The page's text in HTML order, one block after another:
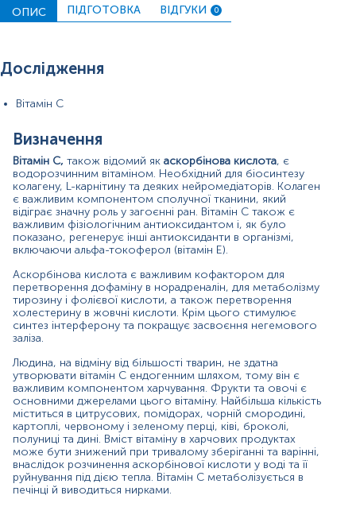
кількість міститься в цитрусових, помідорах, чорній
зберіганні та варінні, внаслідок розчинення
тепла. Вітамін С метаболізується в печінці й виводиться
Нестача вітаміну С в розвинених країнах зустрічаються
рідко. Симптоми явного дефіциту виникають лише тоді,
коли споживання вітаміну знижується менше 10 мг/
добу протягом декількох тижнів. Гостра нестача
аскорбінової кислоти призводить до цинги. Початкові
симптоми зазвичай включають швидку втомлюваність,
нездужання та запалення ясен. У міру прогресування
захворювання синтез колагену порушується,
зумовлюючи виникнення петехій, екхімозів, пурпури,
кровоточивості ясен, розхитування або втрати зубів,
болю у суглобах, поганого загоєння ран,
гіперкератозу.
При вживанні більше 2 г вітаміну С під час одного
прийому можуть виникати болі в животі, діарея, нудота.
цьому в сечі підвищується рівень оксалатів, які при
патології нирок сприяють утворенню каменів
сечовивідних шляхів.
Рівень вітаміну С можна виміряти за допомогою
аналізів крові або сечі. Належна оцінка дефіциту
поживних речовин допомагає покращити результати
лікування та запобігти важким ускладненням.
Показання до призначення:
ОПИС ПІДГОТОВКА ВІДГУКИ 0
Дослідження
Вітамін С
Визначення
Вітамін С, також відомий як аскорбінова кислота, є
водорозчинним вітаміном. Необхідний для біосинтезу
колагену, L-карнітину та деяких нейромедіаторів. Колаген
є важливим компонентом сполучної тканини, який
відіграє значну роль у загоєнні ран. Вітамін С також є
важливим фізіологічним антиоксидантом і, як було
показано, регенерує інші антиоксиданти в організмі,
включаючи альфа-токоферол (вітамін Е).
Аскорбінова кислота є важливим кофактором для
перетворення дофаміну в норадреналін, для метаболізму
тирозину і фолієвої кислоти, а також перетворення
холестерину в жовчні кислоти. Крім цього стимулює
синтез інтерферону та покращує засвоєння негемового
заліза.
Людина, на відміну від більшості тварин, не здатна
утворювати вітамін С ендогенним шляхом, тому він є
важливим компонентом харчування. Фрукти та овочі є
основними джерелами цього вітаміну. Найбільша кількість
міститься в цитрусових, помідорах, чорній смородині,
картоплі, червоному і зеленому перці, ківі, броколі,
полуниці та дині. Вміст вітаміну в харчових продуктах
може бути знижений при тривалому зберіганні та варінні,
внаслідок розчинення аскорбінової кислоти у воді та її
руйнування під дією тепла. Вітамін С метаболізується в
печінці й виводиться нирками.